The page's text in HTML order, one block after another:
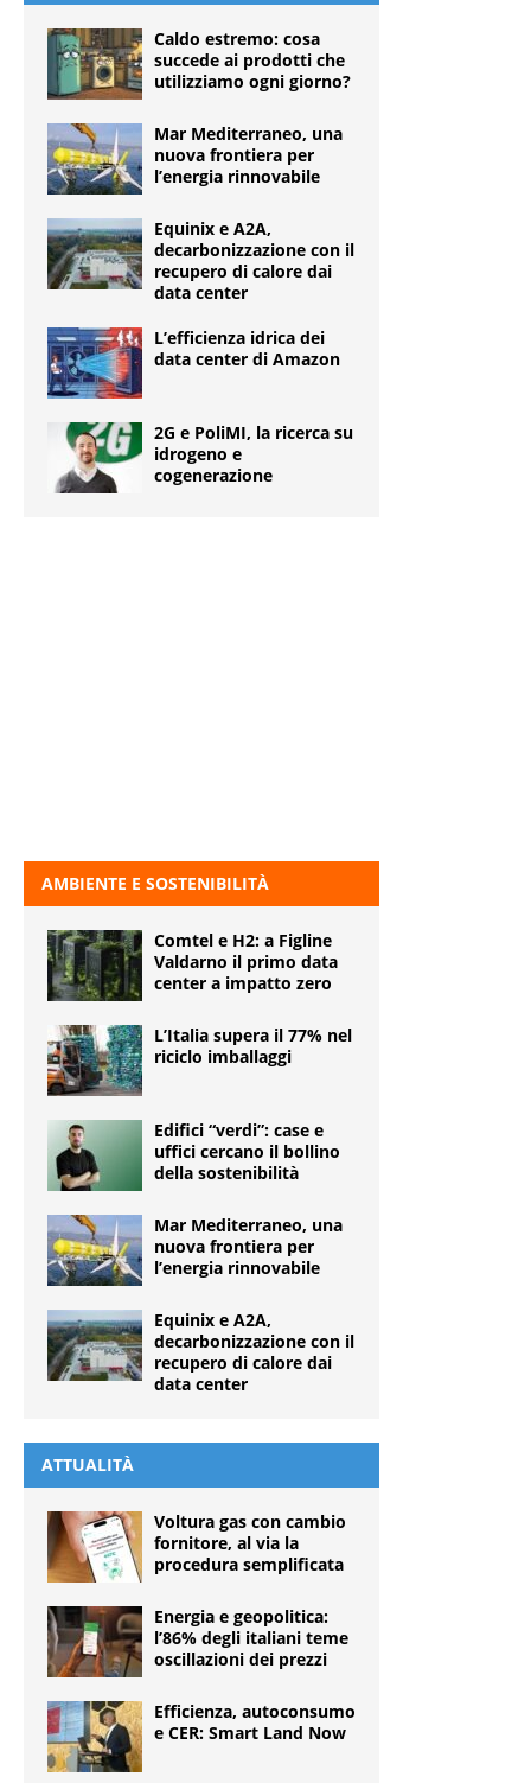
Caldo estremo: cosa
succede ai prodotti che
utilizziamo ogni giorno?
Mar Mediterraneo, una
nuova frontiera per
l’energia rinnovabile
Equinix e A2A,
decarbonizzazione con il
recupero di calore dai
data center
L’efficienza idrica dei
data center di Amazon
2G e PoliMI, la ricerca su
idrogeno e
cogenerazione
AMBIENTE E SOSTENIBILITÀ
Comtel e H2: a Figline
Valdarno il primo data
center a impatto zero
L’Italia supera il 77% nel
riciclo imballaggi
Edifici “verdi”: case e
uffici cercano il bollino
della sostenibilità
Mar Mediterraneo, una
nuova frontiera per
l’energia rinnovabile
Equinix e A2A,
decarbonizzazione con il
recupero di calore dai
data center
ATTUALITÀ
Voltura gas con cambio
fornitore, al via la
procedura semplificata
Energia e geopolitica:
l’86% degli italiani teme
oscillazioni dei prezzi
Efficienza, autoconsumo
e CER: Smart Land Now